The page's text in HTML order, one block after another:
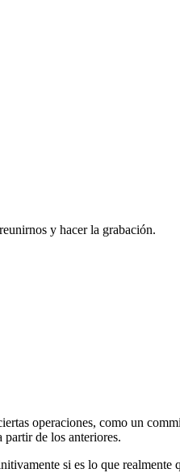
y hacer la grabación.
operaciones, como un
de los anteriores.
si es lo que realmente